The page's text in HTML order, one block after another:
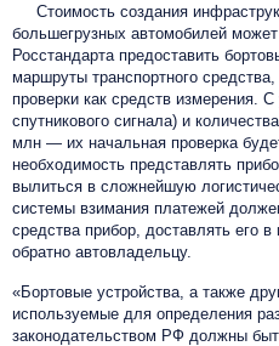
Стоимость создания
большегрузных автомобилей может
Росстандарта предоставить
маршруты транспортного
проверки как средств измерения.
спутникового сигнала) и
млн — их начальная проверка
необходимость представлять
вылиться в сложнейшую
системы взимания платежей
средства прибор, доставлять его
обратно автовладельцу.
«Бортовые устройства, а также
используемые для определения
законодательством РФ должны